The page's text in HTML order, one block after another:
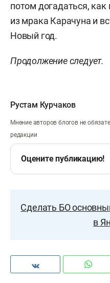
потом догадаться,
из мрака Карачуна и
Новый год.
Продолжение следует.
Рустам Курчаков
Мнение авторов блогов не
редакции
Оцените публикацию!
Сделать БО
в